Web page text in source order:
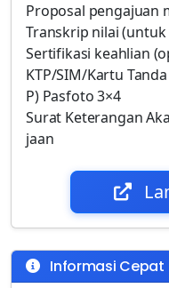
Proposal pengajuan
Transkrip nilai
Sertifikasi keahlian
KTP/SIM/Kartu
P) Pasfoto 3×4
Surat Keterangan
jaan
Informasi Cepat